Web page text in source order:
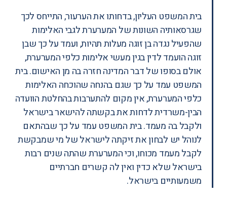
בית המשפט העליון, בדחותו את הערעור, התייחס לכך
שגרסאותיה השונות של המערערת לגבי האלימות
שהפעיל נגדה בן זוגה מעלות תהיות, ועמד על כך שבן
זוגה הועמד לדין בגין מעשי אלימות כלפי המערערת,
אולם בסופו של דבר המדינה חזרה בה מן האישום. בית
המשפט עמד על כך שגם בהנחה שהוכחה האלימות
כלפי המערערת, אין מקום להתערבות בהחלטת הוועדה
הבין-משרדית לדחות את בקשתה להישאר בישראל
ולקבל בה מעמד. בית המשפט עמד על כך שבהתאם
לנוהל יש לבחון את זיקתה לישראל של מי שמבקשת
לקבל מעמד מכוחו, וכי המערערת שהתה שנים רבות
בישראל שלא כדין ואין לה קשרים חברתיים
משמעותיים בישראל.